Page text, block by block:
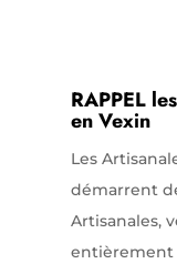
RAPPEL
en Vexin
Les
démarrent
Artisanales,
entièrement